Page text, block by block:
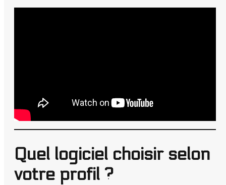
Quel logiciel choisir selon
votre profil ?